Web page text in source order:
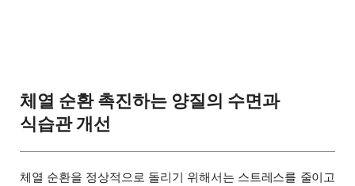
체열 순환 촉진하는 양질의 수면과
식습관 개선
체열 순환을 정상적으로 돌리기 위해서는 스트레스를 줄이고